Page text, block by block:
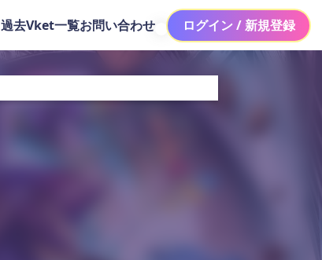
過去Vket一覧お問い合わせ ログイン / 新規登録